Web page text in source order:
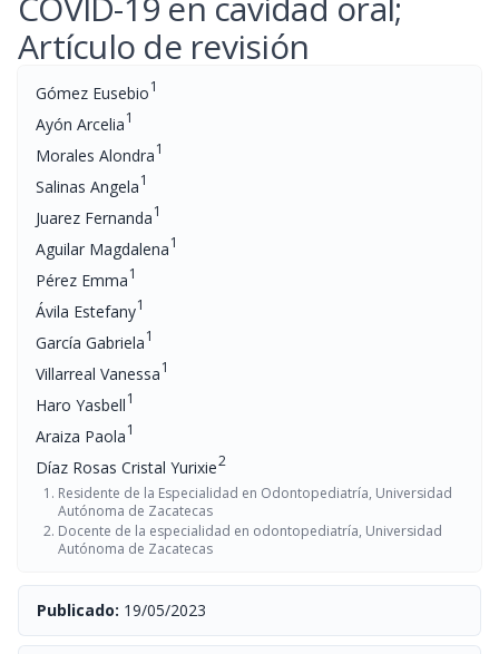
Artículo de revisión
Gómez Eusebio1
Ayón Arcelia1
Morales Alondra1
Salinas Angela1
Juarez Fernanda1
Aguilar Magdalena1
Pérez Emma1
Ávila Estefany1
García Gabriela1
Villarreal Vanessa1
Haro Yasbell1
Araiza Paola1
Díaz Rosas Cristal Yurixie2
Residente de la Especialidad en Odontopediatría, Universidad
Autónoma de Zacatecas
Docente de la especialidad en odontopediatría, Universidad
Autónoma de Zacatecas
Publicado: 19/05/2023